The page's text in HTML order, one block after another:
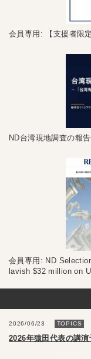
会員専用: 【支援者限
ND台湾現地調査の報
会員専用: ND
lavish $32 million on
2026/06/23 TOPICS
2026年猿田代表の講演